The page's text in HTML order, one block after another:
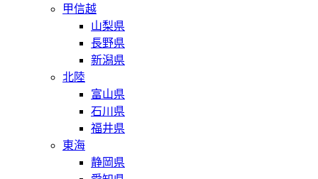
甲信越
山梨県
長野県
新潟県
北陸
富山県
石川県
福井県
東海
静岡県